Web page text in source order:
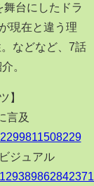
台にしたドラ
現在と違う理
などなど、7話
。
】
言及
ジュアル